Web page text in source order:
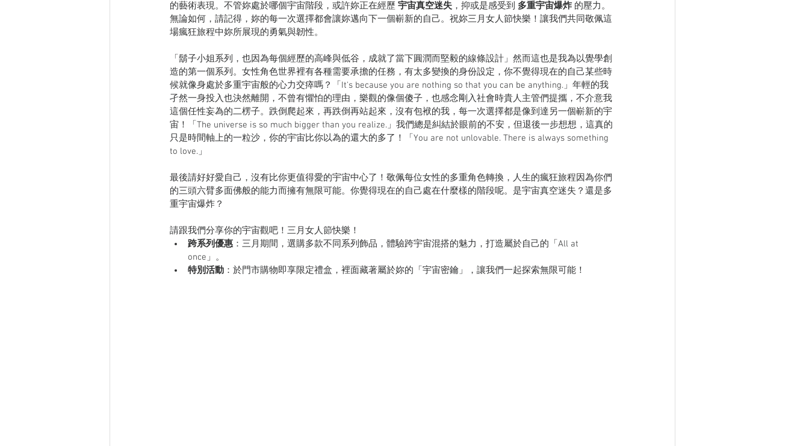
的藝術表現。不管妳處於哪個宇宙階段，或許妳正在經歷 宇宙真空迷失 ，抑或是感受到 多重宇宙爆炸 的壓力。
無論如何，請記得，妳的每一次選擇都會讓妳邁向下一個嶄新的自己。祝妳三月女人節快樂！讓我們共同敬佩這
場瘋狂旅程中妳所展現的勇氣與韌性。
「鬍子小姐系列，也因為每個經歷的高峰與低谷，成就了當下圓潤而堅毅的線條設計」然而這也是我為以覺學創
造的第一個系列。女性角色世界裡有各種需要承擔的任務，有太多變換的身份設定，你不覺得現在的自己某些時
候就像身處於多重宇宙般的心力交瘁嗎？「It's because you are nothing so that you can be anything.」年輕的我
孑然一身投入也決然離開，不曾有懼怕的理由，樂觀的像個傻子，也感念剛入社會時貴人主管們提攜，不介意我
這個任性妄為的二楞子。跌倒爬起來，再跌倒再站起來，沒有包袱的我，每一次選擇都是像到達另一個嶄新的宇
宙！「The universe is so much bigger than you realize.」我們總是糾結於眼前的不安，但退後一步想想，這真的
只是時間軸上的一粒沙，你的宇宙比你以為的還大的多了！「You are not unlovable. There is always something
to love.」
最後請好好愛自己，沒有比你更值得愛的宇宙中心了！敬佩每位女性的多重角色轉換，人生的瘋狂旅程因為你們
的三頭六臂多面佛般的能力而擁有無限可能。你覺得現在的自己處在什麼樣的階段呢。是宇宙真空迷失？還是多
重宇宙爆炸？
請跟我們分享你的宇宙觀吧！三月女人節快樂！
跨系列優惠：三月期間，選購多款不同系列飾品，體驗跨宇宙混搭的魅力，打造屬於自己的「All at
once」。
特別活動 ：於門市購物即享限定禮盒，裡面藏著屬於妳的「宇宙密鑰」，讓我們一起探索無限可能！